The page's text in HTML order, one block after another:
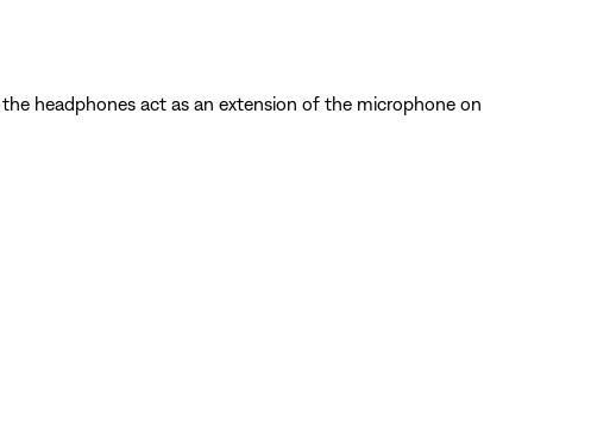
headphones act as an extension of the microphone on